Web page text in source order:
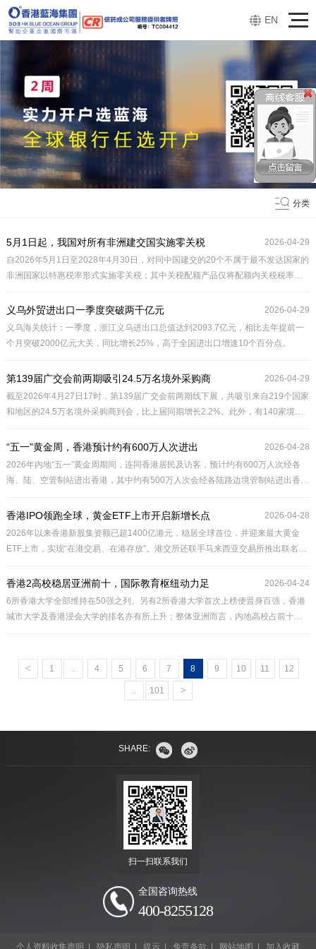
EN
分类
2026-04-29
5月1日起，我国对所有非洲建交国实施零关税
自2026年5月1日至2028年4月30日，对同中国建交的20个不属于最不发达国家的
非洲国家以特惠税率形式实施零关税；其中关税配额产品仅将配额内关税税率降
共同发展经济伙伴关系协定。
2026-04-29
义乌外贸进出口一季度突破两千亿元
义乌海关统计：一季度，浙江义乌进出口总值达到2093.7亿元，相比去年提前一
个月突破2000亿元大关，同比增长25%，高于全国进出口增速10个百分点。
2026-04-29
第139届广交会前两期吸引24.5万名境外采购商
截至2026年4月27日17时，第139届广交会前两期线下展，共吸引来自219个国家
和地区的24.5万名境外采购商到会，比上届同期增长2.2%。此外，有140家境外
组团参会，比上届同期增长4.9%。
2026-04-28
“五一”黄金周，香港预计约有600万人次进出
2026年内地“五一”黄金周期间，连同香港居民及访客，预计约有600万人次经各
海、陆、空管制站进出香港，其中约有500万人次会经各陆路边境管制站进出香
2026-04-28
香港IPO领跑全球，黄金ETF上市开启新增长点
2026年以来香港新股集资额已超1400亿港元，稳居全球首位，并迎来最大黄金
ETF上市，实现“在港交易、在港存放”。港交所还联手马来西亚交易所推出联名指
挥“超级联系人”角色，推动资本高效对接，为全球投资者提供多元工具。2026-04-24
香港2高校稳居亚洲前十，国际教育枢纽动力足
6所香港大学全部维持在50强之列。另有2所香港大学首次上榜便晋身百强，香港
城市大学及香港浸会大学的排名亦有所上升；整体亚洲而言，内地高校占前十名5
< 1 .. 4 5 6 7 8 9 10 11 12
.. 101 >
SHARE:
扫一扫联系我们
全国咨询热线
400-8255128